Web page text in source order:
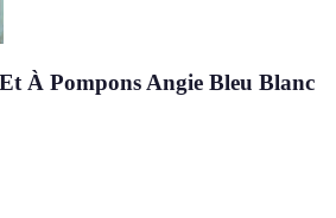
À Pompons Angie Bleu Blanc